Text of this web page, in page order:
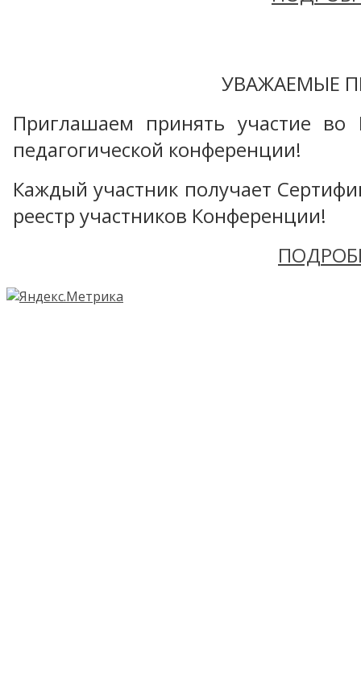
УВАЖАЕМЫЕ
Приглашаем принять участие во
педагогической конференции!
Каждый участник получает
реестр участников Конференции!